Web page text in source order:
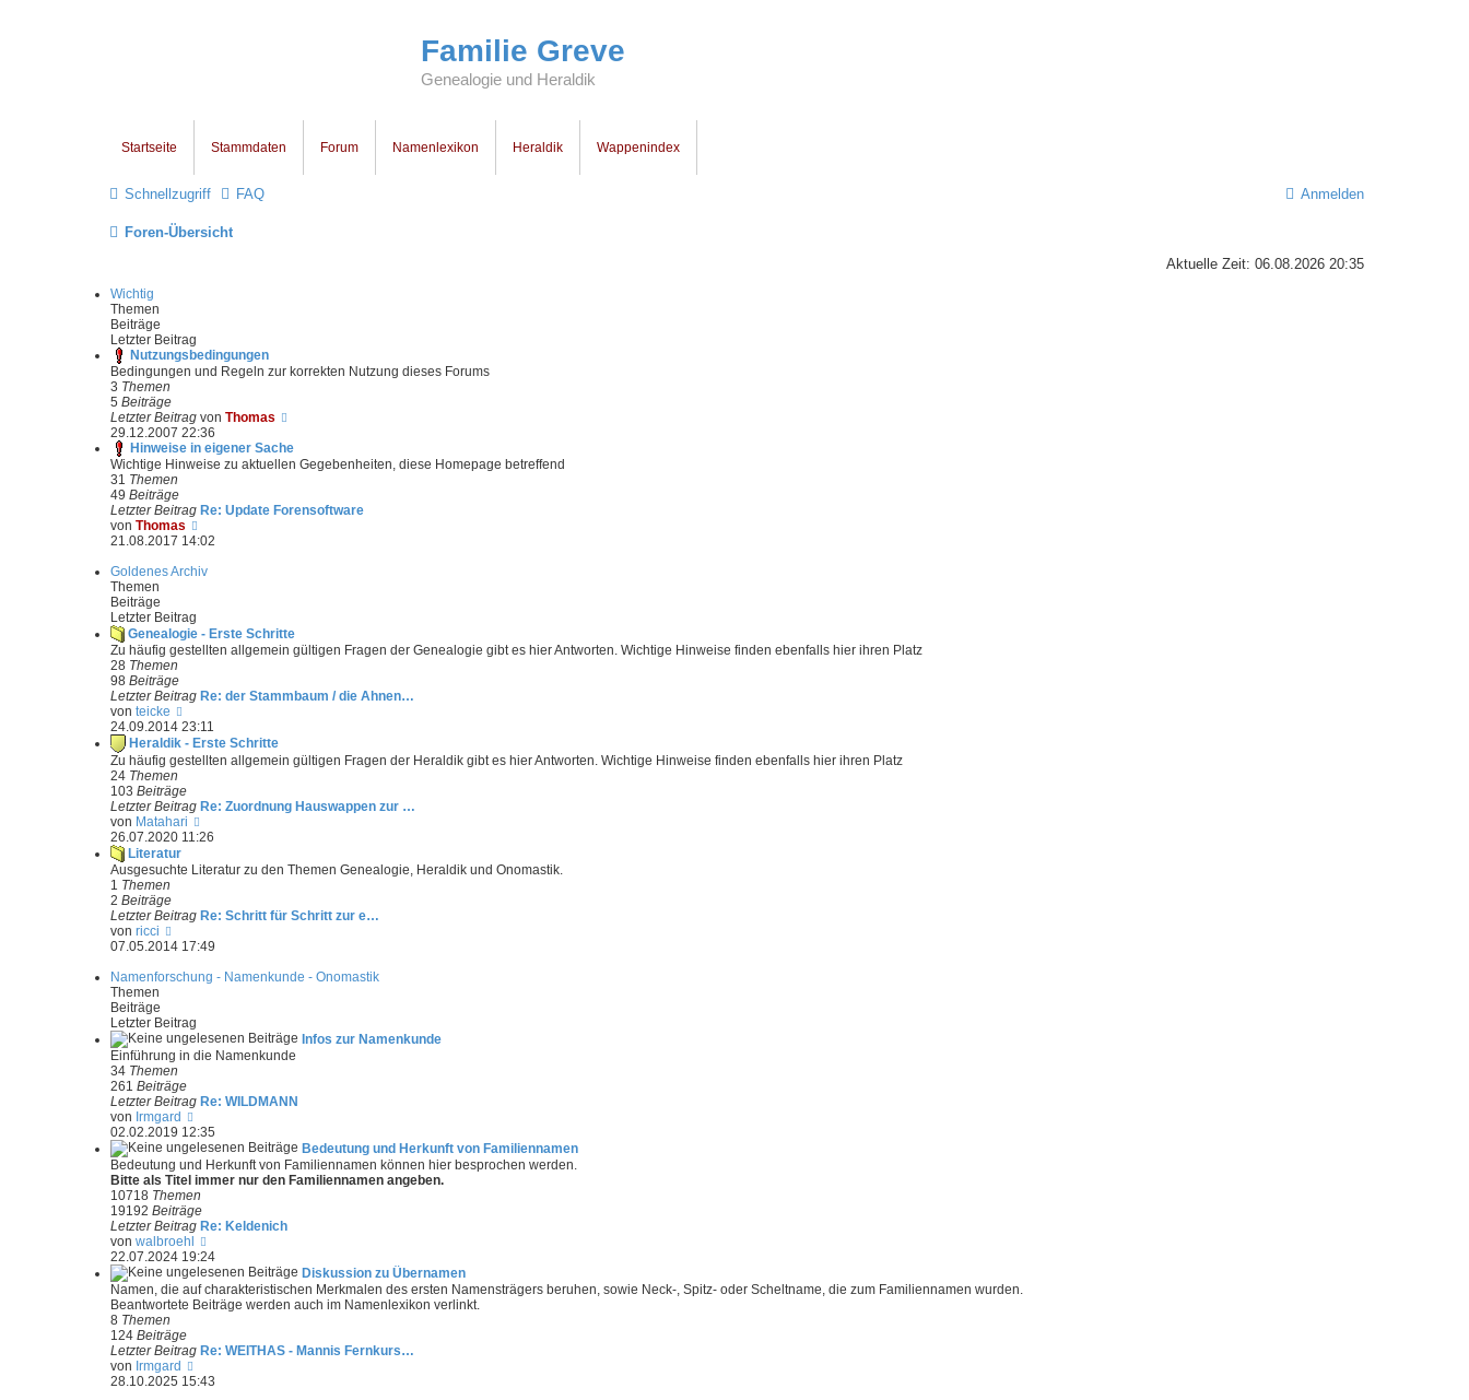
Familie Greve
Genealogie und Heraldik
Startseite Stammdaten Forum Namenlexikon Heraldik Wappenindex
Schnellzugriff FAQ Anmelden
Foren-Übersicht
Aktuelle Zeit: 06.08.2026 20:35
Wichtig
Themen
Beiträge
Letzter Beitrag
Nutzungsbedingungen
Bedingungen und Regeln zur korrekten Nutzung dieses Forums
3 Themen
5 Beiträge
Letzter Beitrag von Thomas
u
e
e
g
29.12.2007 22:36
Hinweise in eigener Sache
Wichtige Hinweise zu aktuellen Gegebenheiten, diese Homepage betreffend
31 Themen
49 Beiträge
Letzter Beitrag Re: Update Forensoftware
von Thomas
e
e
r
B
t
a
g
21.08.2017 14:02
Goldenes Archiv
Themen
Beiträge
Letzter Beitrag
Genealogie - Erste Schritte
Zu häufig gestellten allgemein gültigen Fragen der Genealogie gibt es hier Antworten. Wichtige Hinweise finden ebenfalls hier ihren Platz
28 Themen
98 Beiträge
Letzter Beitrag Re: der Stammbaum / die Ahnen…
von teicke
e
u
e
t
e
r
B
i
t
a
g
24.09.2014 23:11
Heraldik - Erste Schritte
Zu häufig gestellten allgemein gültigen Fragen der Heraldik gibt es hier Antworten. Wichtige Hinweise finden ebenfalls hier ihren Platz
24 Themen
103 Beiträge
Letzter Beitrag Re: Zuordnung Hauswappen zur …
von Matahari
e
e
e
B
i
g
26.07.2020 11:26
Literatur
Ausgesuchte Literatur zu den Themen Genealogie, Heraldik und Onomastik.
1 Themen
2 Beiträge
Letzter Beitrag Re: Schritt für Schritt zur e…
von ricci
e
e
e
r
B
e
i
t
r
a
g
07.05.2014 17:49
Namenforschung - Namenkunde - Onomastik
Themen
Beiträge
Letzter Beitrag
Infos zur Namenkunde
Einführung in die Namenkunde
34 Themen
261 Beiträge
Letzter Beitrag Re: WILDMANN
von Irmgard
e
u
e
s
t
e
r
B
e
i
t
r
02.02.2019 12:35
Bedeutung und Herkunft von Familiennamen
Bedeutung und Herkunft von Familiennamen können hier besprochen werden.
Bitte als Titel immer nur den Familiennamen angeben.
10718 Themen
19192 Beiträge
Letzter Beitrag Re: Keldenich
von walbroehl
e
u
e
s
r
e
22.07.2024 19:24
Diskussion zu Übernamen
Namen, die auf charakteristischen Merkmalen des ersten Namensträgers beruhen, sowie Neck-, Spitz- oder Scheltname, die zum Familiennamen wurden.
Beantwortete Beiträge werden auch im Namenlexikon verlinkt.
8 Themen
124 Beiträge
Letzter Beitrag Re: WEITHAS - Mannis Fernkurs…
von Irmgard
e
28.10.2025 15:43